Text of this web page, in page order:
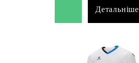
Детальніше